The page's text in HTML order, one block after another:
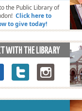
the Public Library of
Click here to
to give today!